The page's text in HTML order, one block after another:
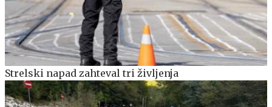
Strelski napad zahteval tri življenja